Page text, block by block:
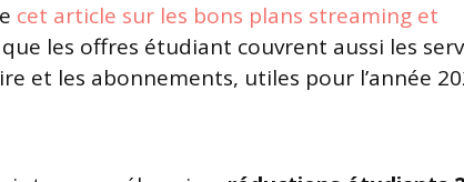
cet article sur les bons plans streaming et
les offres étudiant couvrent aussi les
et les abonnements, utiles pour l’année